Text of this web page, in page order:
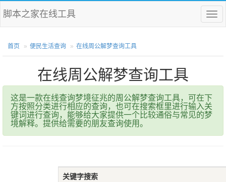
菜
单
脚本之家在线工具
首页 便民生活查询 在线周公解梦查询工具
在线周公解梦查询工具
这是一款在线查询梦境征兆的周公解梦查询工具，可在下
方按照分类进行相应的查询，也可在搜索框里进行输入关
键词进行查询，能够给大家提供一个比较通俗与常见的梦
境解释。提供给需要的朋友查询使用。
关键字搜索